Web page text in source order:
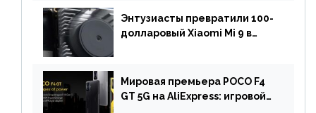
Энтузиасты превратили 100-
долларовый Xiaomi Mi 9 в
Мировая премьера POCO F4
GT 5G на AliExpress: игровой